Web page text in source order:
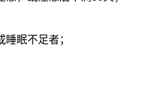
眠不足者；